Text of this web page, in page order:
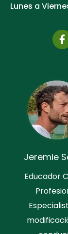
Lunes a
Jeremie
Educador